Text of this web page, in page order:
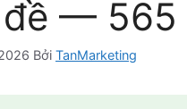
— 565
Bởi TanMarketing